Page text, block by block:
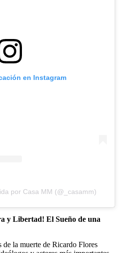
en Instagram
por Casa MM (@_casamm)
y Libertad! El Sueño de una
de la muerte de Ricardo Flores